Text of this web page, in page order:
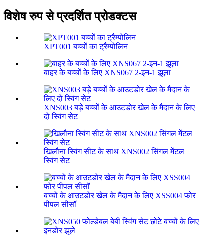
विशेष रुप से प्रदर्शित प्रोडक्टस
XPT001 बच्चों का ट्रैम्पोलिन
बाहर के बच्चों के लिए XNS067 2-इन-1 झूला
XNS003 बड़े बच्चों के आउटडोर खेल के मैदान के लिए
दो स्विंग सेट
खिलौना स्विंग सीट के साथ XNS002 सिंगल मेंटल
स्विंग सेट
बच्चों के आउटडोर खेल के मैदान के लिए XSS004 फोर
पीपल सीसॉ